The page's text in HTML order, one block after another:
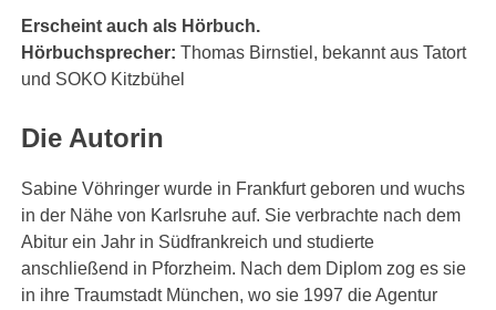
Erscheint auch als Hörbuch.
Hörbuchsprecher:Thomas Birnstiel, bekannt aus Tatort
und SOKO Kitzbühel
Die Autorin
Sabine Vöhringer wurde in Frankfurt geboren und wuchs
in der Nähe von Karlsruhe auf. Sie verbrachte nach dem
Abitur ein Jahr in Südfrankreich und studierte
anschließend in Pforzheim. Nach dem Diplom zog es sie
in ihre Traumstadt München, wo sie 1997 die Agentur